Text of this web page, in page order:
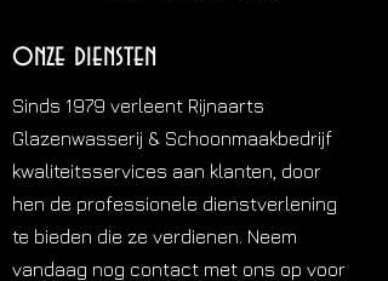
onze diensten
Sinds 1979 verleent Rijnaarts
Glazenwasserij & Schoonmaakbedrijf
kwaliteitsservices aan klanten, door
hen de professionele dienstverlening
te bieden die ze verdienen. Neem
vandaag nog contact met ons op voor